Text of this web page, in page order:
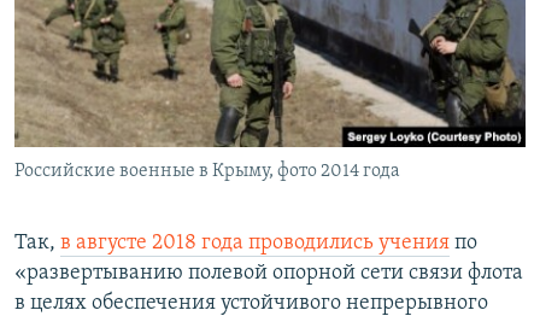
Российские военные в Крыму, фото 2014 года
Так, в августе 2018 года проводились учения по
«развертыванию полевой опорной сети связи флота
в целях обеспечения устойчивого непрерывного